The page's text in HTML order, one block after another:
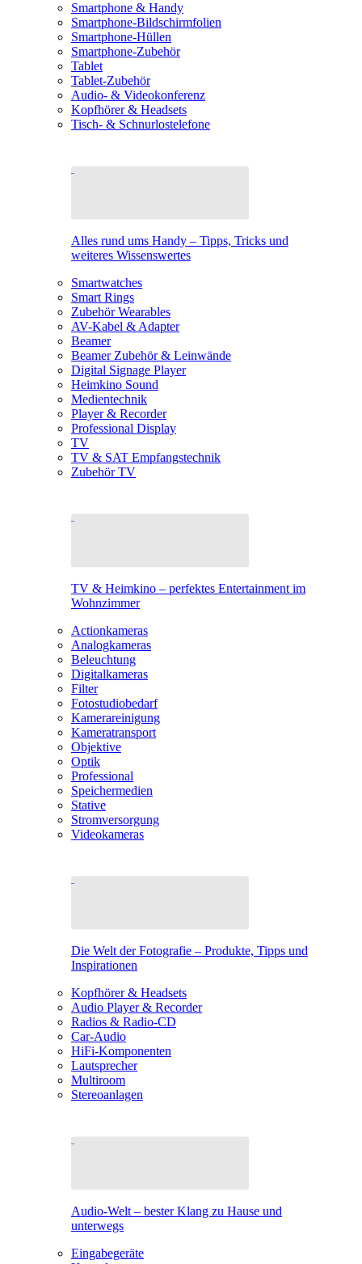
Smartphone & Handy
Smartphone-Bildschirmfolien
Smartphone-Hüllen
Smartphone-Zubehör
Tablet
Tablet-Zubehör
Audio- & Videokonferenz
Kopfhörer & Headsets
Tisch- & Schnurlostelefone
Alles rund ums Handy – Tipps, Tricks und
weiteres Wissenswertes
Smartwatches
Smart Rings
Zubehör Wearables
AV-Kabel & Adapter
Beamer
Beamer Zubehör & Leinwände
Digital Signage Player
Heimkino Sound
Medientechnik
Player & Recorder
Professional Display
TV
TV & SAT Empfangstechnik
Zubehör TV
TV & Heimkino – perfektes Entertainment im
Wohnzimmer
Actionkameras
Analogkameras
Beleuchtung
Digitalkameras
Filter
Fotostudiobedarf
Kamerareinigung
Kameratransport
Objektive
Optik
Professional
Speichermedien
Stative
Stromversorgung
Videokameras
Die Welt der Fotografie – Produkte, Tipps und
Inspirationen
Kopfhörer & Headsets
Audio Player & Recorder
Radios & Radio-CD
Car-Audio
HiFi-Komponenten
Lautsprecher
Multiroom
Stereoanlagen
Audio-Welt – bester Klang zu Hause und
unterwegs
Eingabegeräte